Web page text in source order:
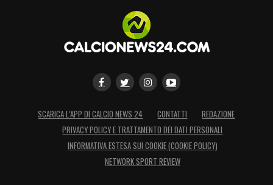
SCARICA L’APP DI CALCIO NEWS 24 CONTATTI
REDAZIONE
PRIVACY POLICY E TRATTAMENTO DEI DATI PERSONALI
INFORMATIVA ESTESA SUI COOKIE (COOKIE POLICY)
NETWORK SPORT REVIEW